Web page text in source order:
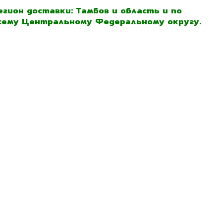
доставки: Тамбов и область и по
Центральному Федеральному округу.